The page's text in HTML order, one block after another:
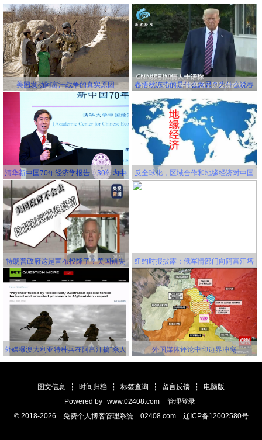
美国发动阿富汗战争的真实原因
春捂秋冻指的是什么意思？为什么说春
杂病
清华新中国70年经济学报告：30年内中
国将成为世界第一大经济体
反全球化，区域合作和地缘经济对中国
特朗普政府这是宣布投降了？美国错失
延缓新冠病毒传播的机会，并且还要一
错再错！
纽约时报披露：俄军情部门向阿富汗塔
利班关联组织秘密提供赏金，鼓励他们
击杀美军
外媒曝澳大利亚特种兵在阿富汗搞“杀人
外国媒体评论中印边界冲突
图文信息 ┆ 时间归档 ┆ 标签查询 ┆ 留言反馈 ┆
电脑版
Powered by www.02408.com
管理登录
© 2018-2026 免费个人博客管理系统 02408.com 辽ICP备12002580号